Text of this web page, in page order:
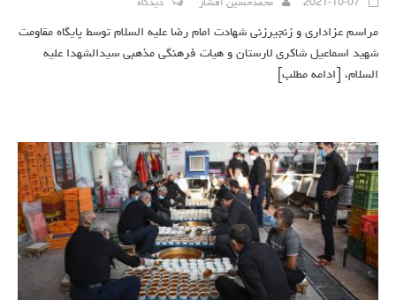
2021-10-07 محمدحسین افشار دیدگاه
مراسم عزاداری و زنجیرزنی شهادت امام رضا علیه السلام توسط پایگاه مقاومت
شهید اسماعیل شاکری لارستان و هیات فرهنگی مذهبی سیدالشهدا علیه
السلام،
[ادامه مطلب]